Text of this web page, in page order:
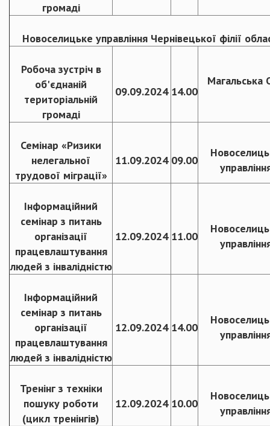
громаді
Новоселицьке управління Чернівецької філії
Робоча зустріч в
об'єднаній
територіальній
громаді
09.09.2024 14.00
Магальська
Семінар «Ризики
нелегальної
трудової міграції»
11.09.2024 09.00
Інформаційний
семінар з питань
організації
працевлаштування
людей з інвалідністю
12.09.2024 11.00
Інформаційний
семінар з питань
організації
працевлаштування
людей з інвалідністю
12.09.2024 14.00
Тренінг з техніки
пошуку роботи
(цикл тренінгів)
12.09.2024 10.00